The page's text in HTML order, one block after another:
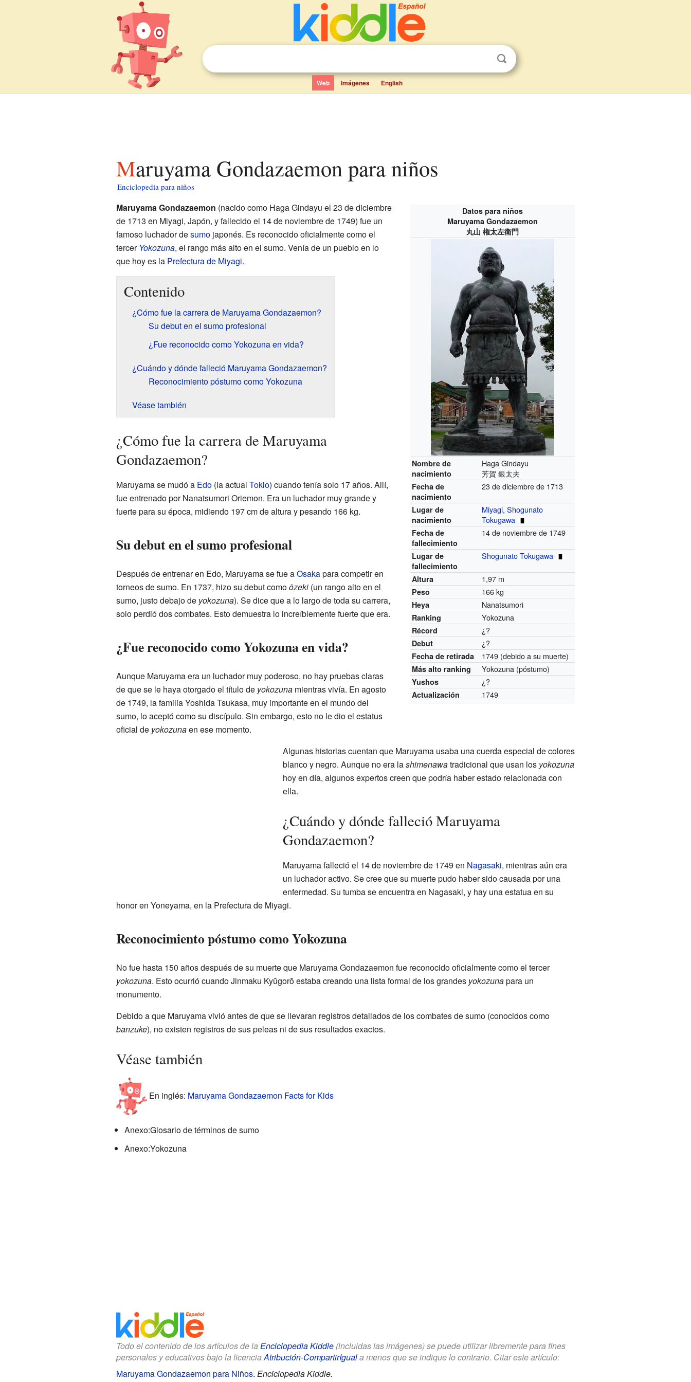
Web Imágenes English
Maruyama Gondazaemon para niños
Enciclopedia para niños
Datos para niños
Maruyama Gondazaemon
丸山 権太左衛門
Nombre de
nacimiento
Haga Gindayu
芳賀 銀太夫
Fecha de
nacimiento
23 de diciembre de 1713
Lugar de
nacimiento
Miyagi,Shogunato
Tokugawa
Fecha de
fallecimiento
14 de noviembre de 1749
Lugar de
fallecimiento
Shogunato Tokugawa
Altura 1,97 m
Peso 166 kg
Heya Nanatsumori
Ranking Yokozuna
Récord ¿?
Debut ¿?
Fecha de retirada 1749 (debido a su muerte)
Más alto ranking Yokozuna (póstumo)
Yushos ¿?
Actualización 1749
Maruyama Gondazaemon (nacido como Haga Gindayu el 23 de diciembre
de 1713 en Miyagi, Japón, y fallecido el 14 de noviembre de 1749) fue un
famoso luchador desumojaponés. Es reconocido oficialmente como el
tercer Yokozuna, el rango más alto en el sumo. Venía de un pueblo en lo
que hoy es la Prefectura de Miyagi.
Contenido
¿Cómo fue la carrera de Maruyama Gondazaemon?
Su debut en el sumo profesional
¿Fue reconocido como Yokozuna en vida?
¿Cuándo y dónde falleció Maruyama Gondazaemon?
Reconocimiento póstumo como Yokozuna
Véase también
¿Cómo fue la carrera de Maruyama
Gondazaemon?
Maruyama se mudó a Edo(la actual Tokio) cuando tenía solo 17 años. Allí,
fue entrenado por Nanatsumori Oriemon. Era un luchador muy grande y
fuerte para su época, midiendo 197 cm de altura y pesando 166 kg.
Su debut en el sumo profesional
Después de entrenar en Edo, Maruyama se fue aOsakapara competir en
torneos de sumo. En 1737, hizo su debut comoōzeki(un rango alto en el
sumo, justo debajo de yokozuna). Se dice que a lo largo de toda su carrera,
solo perdió dos combates. Esto demuestra lo increíblemente fuerte que era.
¿Fue reconocido como Yokozuna en vida?
Aunque Maruyama era un luchador muy poderoso, no hay pruebas claras
de que se le haya otorgado el título de yokozunamientras vivía. En agosto
de 1749, la familia Yoshida Tsukasa, muy importante en el mundo del
sumo, lo aceptó como su discípulo. Sin embargo, esto no le dio el estatus
oficial de yokozunaen ese momento.
Algunas historias cuentan que Maruyama usaba una cuerda especial de colores
blanco y negro. Aunque no era lashimenawatradicional que usan los yokozuna
hoy en día, algunos expertos creen que podría haber estado relacionada con
ella.
¿Cuándo y dónde falleció Maruyama
Gondazaemon?
Maruyama falleció el 14 de noviembre de 1749 en Nagasaki, mientras aún era
un luchador activo. Se cree que su muerte pudo haber sido causada por una
enfermedad. Su tumba se encuentra en Nagasaki, y hay una estatua en su
honor en Yoneyama, en la Prefectura de Miyagi.
Reconocimiento póstumo como Yokozuna
No fue hasta 150 años después de su muerte que Maruyama Gondazaemon fue reconocido oficialmente como el tercer
yokozuna. Esto ocurrió cuando Jinmaku Kyūgorō estaba creando una lista formal de los grandes yokozunapara un
monumento.
Debido a que Maruyama vivió antes de que se llevaran registros detallados de los combates de sumo (conocidos como
banzuke), no existen registros de sus peleas ni de sus resultados exactos.
Véase también
En inglés: Maruyama Gondazaemon Facts for Kids
Anexo:Glosario de términos de sumo
Anexo:Yokozuna
Todo el contenido de los artículos de la Enciclopedia Kiddle(incluidas las imágenes) se puede utilizar libremente para fines
personales y educativos bajo la licenciaAtribución-CompartirIguala menos que se indique lo contrario. Citar este artículo:
Maruyama Gondazaemon para Niños. Enciclopedia Kiddle.